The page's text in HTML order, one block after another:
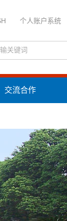
个人账户系统
交流合作